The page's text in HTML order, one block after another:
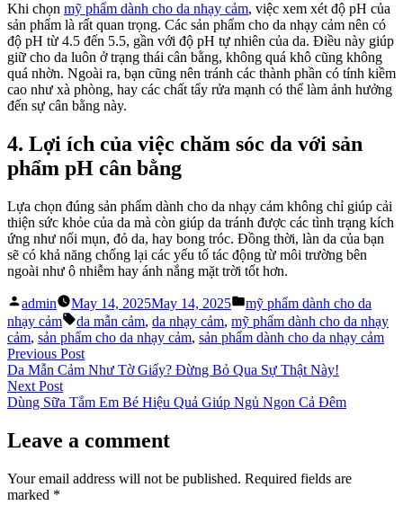
Khi chọn mỹ phẩm dành cho da nhạy cảm, việc xem xét độ pH của
sản phẩm là rất quan trọng. Các sản phẩm cho da nhạy cảm nên có
độ pH từ 4.5 đến 5.5, gần với độ pH tự nhiên của da. Điều này giúp
giữ cho da luôn ở trạng thái cân bằng, không quá khô cũng không
quá nhờn. Ngoài ra, bạn cũng nên tránh các thành phần có tính kiềm
cao như xà phòng, hay các chất tẩy rửa mạnh có thể làm ảnh hưởng
đến sự cân bằng này.
4. Lợi ích của việc chăm sóc da với sản
phẩm pH cân bằng
Lựa chọn đúng sản phẩm dành cho da nhạy cảm không chỉ giúp cải
thiện sức khỏe của da mà còn giúp da tránh được các tình trạng kích
ứng như nổi mụn, đỏ da, hay bong tróc. Đồng thời, làn da của bạn
sẽ có khả năng chống lại các yếu tố tác động từ môi trường bên
ngoài như ô nhiễm hay ánh nắng mặt trời tốt hơn.
Posted
by
admin May 14, 2025May 14, 2025
Posted
in
mỹ phẩm dành cho da
nhạy cảm
Tags:
da mẫn cảm, da nhạy cảm, mỹ phẩm dành cho da nhạy
cảm, sản phẩm cho da nhạy cảm, sản phẩm dành cho da nhạy cảm
Post
navigation
Previous PostPrevious
post:
Da Mẫn Cảm Như Tờ Giấy? Đừng Bỏ Qua Sự Thật Này!
Next PostNext
post:
Dùng Sữa Tắm Em Bé Hiệu Quả Giúp Ngủ Ngon Cả Đêm
Leave a comment
Your email address will not be published. Required fields are
marked *